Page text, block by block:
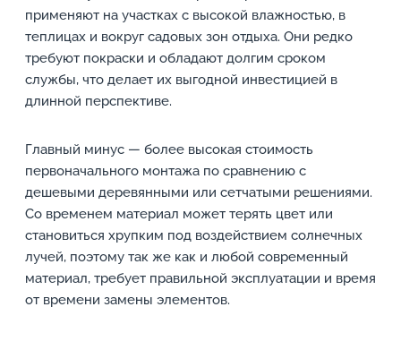
применяют на участках с высокой влажностью, в
теплицах и вокруг садовых зон отдыха. Они редко
требуют покраски и обладают долгим сроком
службы, что делает их выгодной инвестицией в
длинной перспективе.
Главный минус — более высокая стоимость
первоначального монтажа по сравнению с
дешевыми деревянными или сетчатыми решениями.
Со временем материал может терять цвет или
становиться хрупким под воздействием солнечных
лучей, поэтому так же как и любой современный
материал, требует правильной эксплуатации и время
от времени замены элементов.